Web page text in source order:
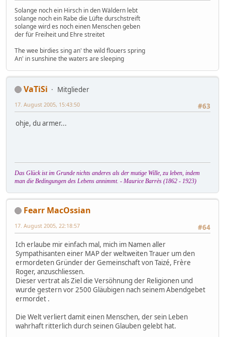
Solange noch ein Hirsch in den Wäldern lebt
solange noch ein Rabe die Lüfte durschstreift
solange wird es noch einen Menschen geben
der für Freiheit und Ehre streitet
The wee birdies sing an' the wild flouers spring
An' in sunshine the waters are sleeping
VaTiSi
Mitglieder
#63
17. August 2005, 15:43:50
ohje, du armer...
Das Glück ist im Grunde nichts anderes als der mutige Wille, zu leben, indem
man die Bedingungen des Lebens annimmt. - Maurice Barrès (1862 - 1923)
Fearr MacOssian
#64
17. August 2005, 22:18:57
Ich erlaube mir einfach mal, mich im Namen aller
Sympathisanten einer MAP der weltweiten Trauer um den
ermordeten Gründer der Gemeinschaft von Taizé, Frère
Roger, anzuschliessen.
Dieser vertrat als Ziel die Versöhnung der Religionen und
wurde gestern vor 2500 Gläubigen nach seinem Abendgebet
ermordet .
Die Welt verliert damit einen Menschen, der sein Leben
wahrhaft ritterlich durch seinen Glauben gelebt hat.